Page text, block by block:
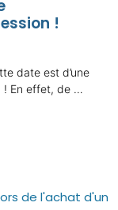
!
date est d’une
! En effet, de …